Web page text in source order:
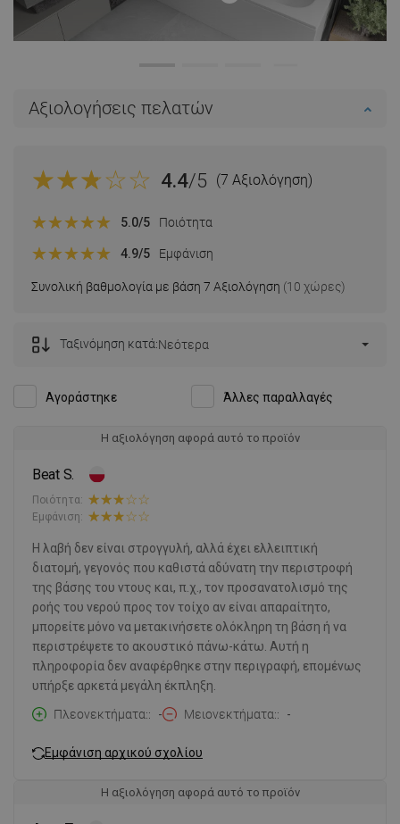
Αξιολογήσεις πελατών
4.4/5 (7 Αξιολόγηση)
Συνολική βαθμολογία με βάση 7 Αξιολόγηση (10 χώρες)
5.0/5 Ποιότητα
4.9/5 Εμφάνιση
Αγοράστηκε Άλλες παραλλαγές
Ταξινόμηση κατά:Νεότερα
Η αξιολόγηση αφορά αυτό το προϊόν
Beat S.
Ποιότητα:
Εμφάνιση:
Η λαβή δεν είναι στρογγυλή, αλλά έχει ελλειπτική
διατομή, γεγονός που καθιστά αδύνατη την περιστροφή
της βάσης του ντους και, π.χ., τον προσανατολισμό της
ροής του νερού προς τον τοίχο αν είναι απαραίτητο,
μπορείτε μόνο να μετακινήσετε ολόκληρη τη βάση ή να
περιστρέψετε το ακουστικό πάνω-κάτω. Αυτή η
πληροφορία δεν αναφέρθηκε στην περιγραφή, επομένως
υπήρξε αρκετά μεγάλη έκπληξη.
Πλεονεκτήματα:
- Μειονεκτήματα: -
Εμφάνιση αρχικού σχολίου
Η αξιολόγηση αφορά αυτό το προϊόν